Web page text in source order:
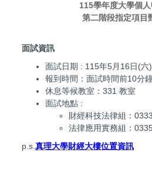
115學年度大學個
第二階段指定項目
面試資訊
面試日期 : 115年5月16日(
報到時間：面試時間前10分
休息等候教室：331 教室
面試地點 :
財經科技法律組：
法律應用實務組：
p.s. 真理大學財經大樓位置資訊